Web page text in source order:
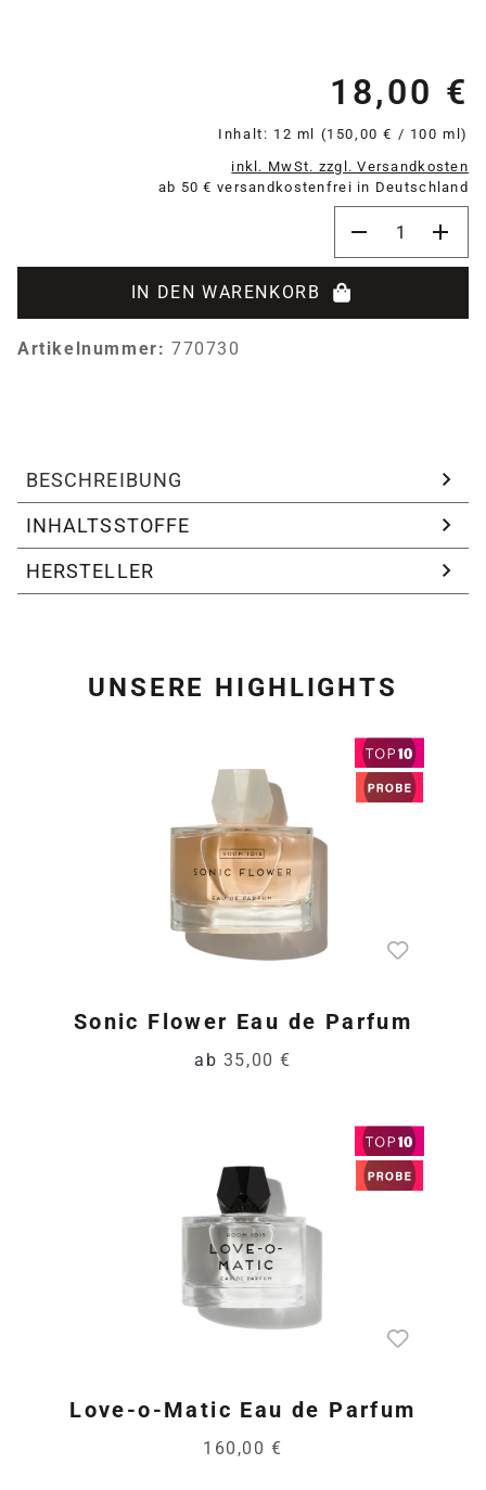
18,00 €
Inhalt: 12 ml (150,00 € / 100 ml)
inkl. MwSt. zzgl. Versandkosten
ab 50 € versandkostenfrei in Deutschland
IN DEN WARENKORB
Artikelnummer: 770730
BESCHREIBUNG
INHALTSSTOFFE
HERSTELLER
UNSERE HIGHLIGHTS
Sonic Flower Eau de Parfum
ab 35,00 €
Love-o-Matic Eau de Parfum
160,00 €